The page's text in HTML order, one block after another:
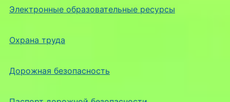
Электронные образовательные ресурсы
Охрана труда
Дорожная безопасность